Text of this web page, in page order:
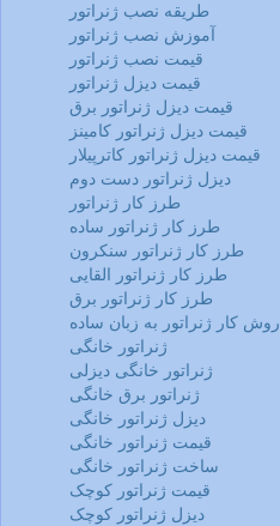
طریقه نصب ژنراتور
آموزش نصب ژنراتور
قیمت نصب ژنراتور
قیمت دیزل ژنراتور
قیمت دیزل ژنراتور برق
قیمت دیزل ژنراتور کامینز
قیمت دیزل ژنراتور کاترپیلار
دیزل ژنراتور دست دوم
طرز کار ژنراتور
طرز کار ژنراتور ساده
طرز کار ژنراتور سنکرون
طرز کار ژنراتور القایی
طرز کار ژنراتور برق
روش کار ژنراتور به زبان ساده
ژنراتور خانگی
ژنراتور خانگی دیزلی
ژنراتور برق خانگی
دیزل ژنراتور خانگی
قیمت ژنراتور خانگی
ساخت ژنراتور خانگی
قیمت ژنراتور کوچک
دیزل ژنراتور کوچک